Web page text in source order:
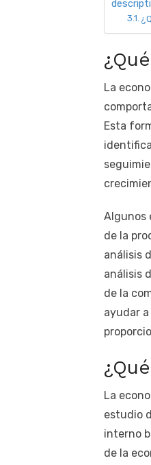
La
Esta
Algunos
de la
análisis
análisis
de la
ayudar
La
estudio
interno
de la